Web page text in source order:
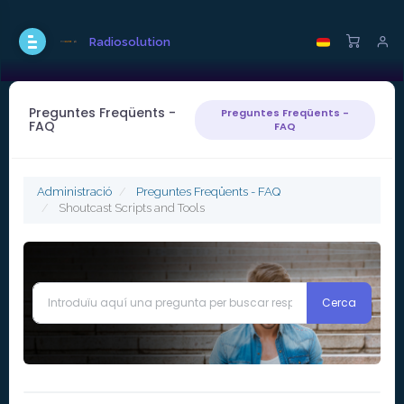
Radiosolution
Preguntes Freqüents -
FAQ
Preguntes Freqüents -
FAQ
Administració
Preguntes Freqüents - FAQ
Shoutcast Scripts and Tools